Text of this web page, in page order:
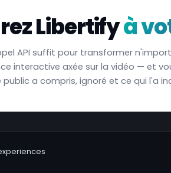
Libertifyà
API suffit pour transformer
interactive axée sur la vidéo — et
a compris, ignoré et ce qui l'a